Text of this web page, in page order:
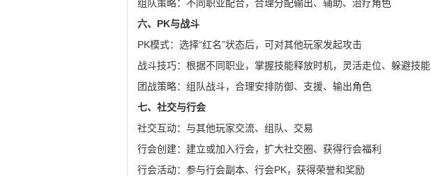
组队策略：不同职业配合，合理分配输出、辅助、治疗角色
六、PK与战斗
PK模式：选择“红名”状态后，可对其他玩家发起攻击
战斗技巧：根据不同职业，掌握技能释放时机，灵活走位、躲避技能
团战策略：组队战斗，合理安排防御、支援、输出角色
七、社交与行会
社交互动：与其他玩家交流、组队、交易
行会创建：建立或加入行会，扩大社交圈、获得行会福利
行会活动：参与行会副本、行会PK，获得荣誉和奖励